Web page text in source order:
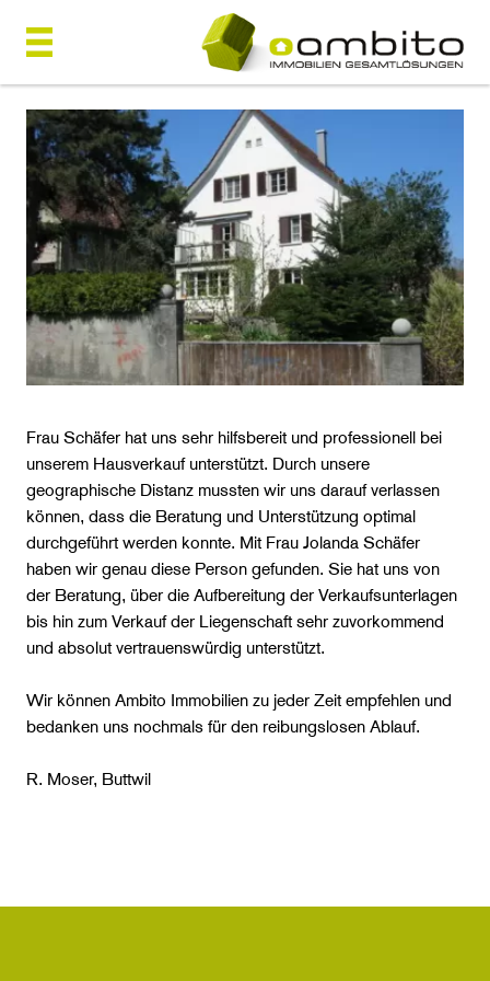
Frau Schäfer hat uns sehr hilfsbereit und professionell bei
unserem Hausverkauf unterstützt. Durch unsere
geographische Distanz mussten wir uns darauf verlassen
können, dass die Beratung und Unterstützung optimal
durchgeführt werden konnte. Mit Frau Jolanda Schäfer
haben wir genau diese Person gefunden. Sie hat uns von
der Beratung, über die Aufbereitung der Verkaufsunterlagen
bis hin zum Verkauf der Liegenschaft sehr zuvorkommend
und absolut vertrauenswürdig unterstützt.
Wir können Ambito Immobilien zu jeder Zeit empfehlen und
bedanken uns nochmals für den reibungslosen Ablauf.
R. Moser, Buttwil